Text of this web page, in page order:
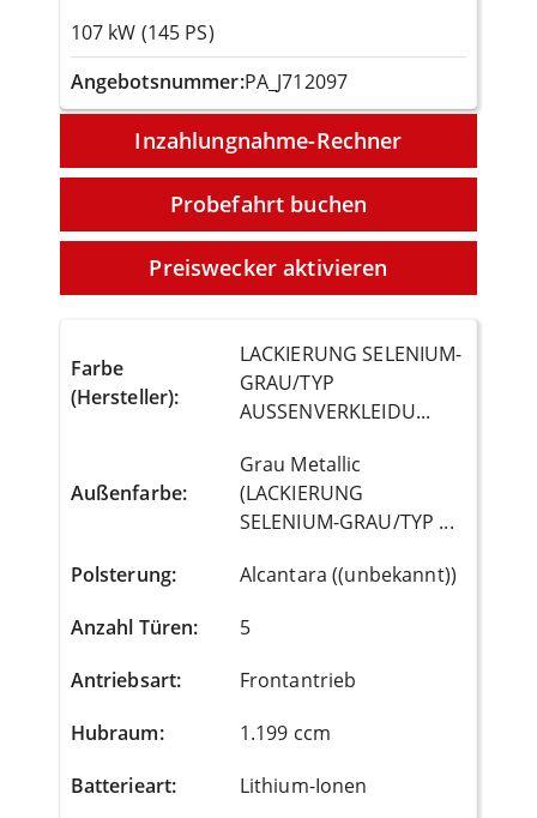
107 kW (145 PS)
Angebotsnummer:PA_J712097
Inzahlungnahme-Rechner
Probefahrt buchen
Preiswecker aktivieren
Farbe
(Hersteller):
LACKIERUNG SELENIUM-
GRAU/TYP
AUSSENVERKLEIDU...
Außenfarbe:
Grau Metallic
(LACKIERUNG
SELENIUM-GRAU/TYP ...
Polsterung:
Alcantara ((unbekannt))
Anzahl Türen:
5
Antriebsart:
Frontantrieb
Hubraum:
1.199 ccm
Batterieart:
Lithium-Ionen